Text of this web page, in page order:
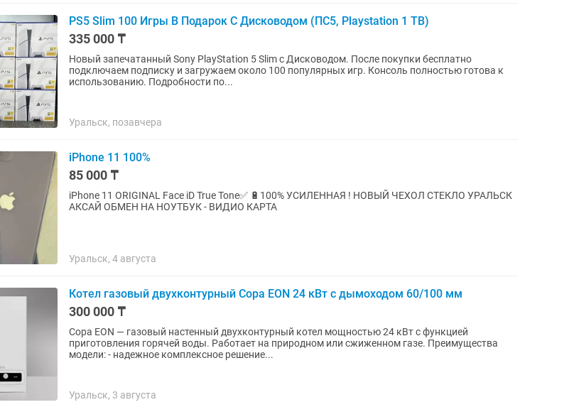
PS5 Slim 100 Игры В Подарок С Дисководом (ПС5, Playstation 1 TB)
335 000 ₸
Новый запечатанный Sony PlayStation 5 Slim с Дисководом. После покупки бесплатно
подключаем подписку и загружаем около 100 популярных игр. Консоль полностью готова к
использованию. Подробности по...
Уральск, позавчера
iPhone 11 100%
85 000 ₸
iPhone 11 ORIGINAL Face iD True Tone✅ 🔋100% УСИЛЕННАЯ ! НОВЫЙ ЧЕХОЛ СТЕКЛО УРАЛЬСК
АКСАЙ ОБМЕН НА НОУТБУК - ВИДИО КАРТА
Уральск, 4 августа
Котел газовый двухконтурный Copa EON 24 кВт с дымоходом 60/100 мм
300 000 ₸
Copa EON — газовый настенный двухконтурный котел мощностью 24 кВт с функцией
приготовления горячей воды. Работает на природном или сжиженном газе. Преимущества
модели: - надежное комплексное решение...
Уральск, 3 августа